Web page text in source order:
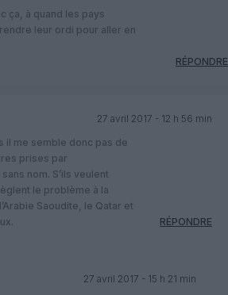
ça, à quand les pays
leur ordi pour aller en
RÉPONDRE
27 avril 2017 - 12 h 56 min
il me semble donc pas de
prises par
nom. S’ils veulent
le problème à la
Saoudite, le Qatar et
RÉPONDRE
27 avril 2017 - 15 h 21 min